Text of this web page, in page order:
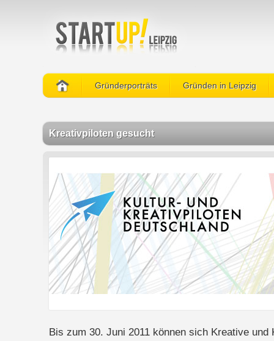
Gründerporträts Gründen in Leipzig
Kreativpiloten gesucht
Bis zum 30. Juni 2011 können sich Kreative